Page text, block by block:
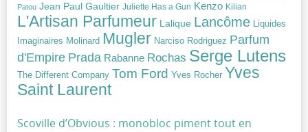
Patou Jean Paul Gaultier Juliette Has a Gun Kenzo Kilian
L'Artisan Parfumeur Lalique Lancôme Liquides
Imaginaires Molinard Mugler Narciso Rodriguez Parfum
d'Empire Prada Rabanne Rochas Serge Lutens
The Different Company Tom Ford Yves Rocher Yves
Saint Laurent
Scoville d’Obvious : monobloc piment tout en